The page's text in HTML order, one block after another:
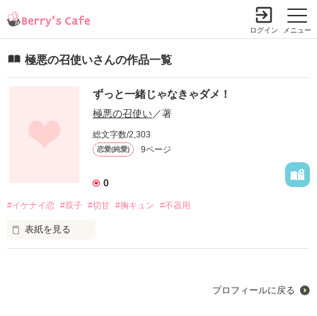
メニュー
ログイン
極悪の召使いさんの作品一覧
ずっと一緒じゃなきゃダメ！
極悪の召使い／著
総文字数/2,303
恋愛(純愛) 9ページ
0
#イケナイ恋 #双子 #切甘 #胸キュン #不器用
表紙を見る
プロフィールに戻る